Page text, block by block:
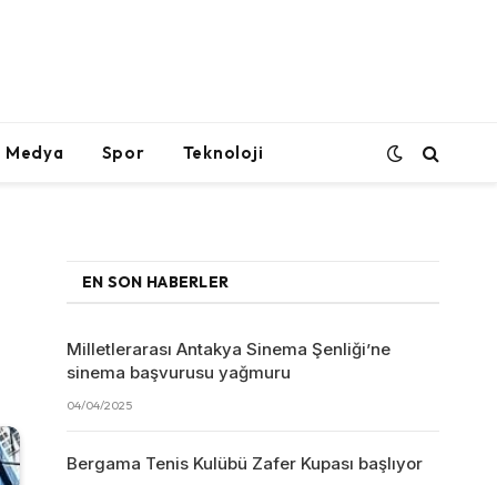
Medya Spor Teknoloji
EN SON HABERLER
Milletlerarası Antakya Sinema Şenliği’ne
sinema başvurusu yağmuru
04/04/2025
Bergama Tenis Kulübü Zafer Kupası başlıyor